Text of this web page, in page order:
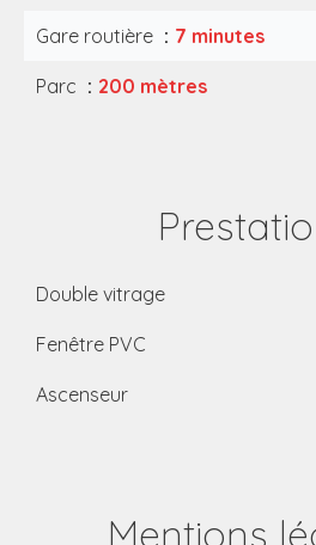
Gare routière 7 minutes
Parc 200 mètres
Double vitrage
Fenêtre PVC
Ascenseur
Mentions